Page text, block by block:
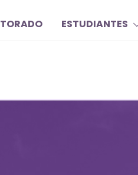
ESTUDIANTES